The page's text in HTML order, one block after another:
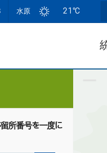
水原 21℃
所番号を一度に